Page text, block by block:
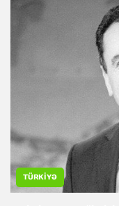
TÜRKIYƏ